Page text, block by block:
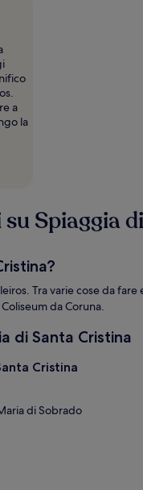
a
la
Spiaggia
Tra varie cose da
da Coruna.
di Santa Cristina
Cristina
di Sobrado
Santa Cristina